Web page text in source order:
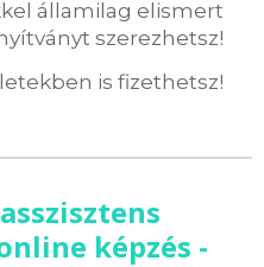
államilag elismert
szerezhetsz!
is fizethetsz!
képzés -